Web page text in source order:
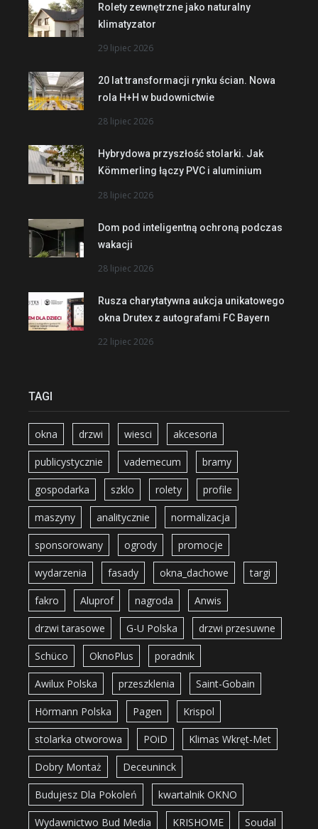
Rolety zewnętrzne jako naturalny
klimatyzator
29 lipiec 2026
20 lat transformacji rynku ścian. Nowa
rola H+H w budownictwie
28 lipiec 2026
Hybrydowa przyszłość stolarki. Jak
Kömmerling łączy PVC i aluminium
28 lipiec 2026
Dom pod inteligentną ochroną podczas
wakacji
28 lipiec 2026
Rusza charytatywna aukcja unikatowego
okna Drutex z autografami FC Bayern
22 lipiec 2026
TAGI
okna drzwi wiesci akcesoria
publicystycznie vademecum bramy
gospodarka szklo rolety profile
maszyny analitycznie normalizacja
sponsorowany ogrody promocje
wydarzenia fasady okna_dachowe targi
fakro Aluprof nagroda Anwis
drzwi tarasowe G-U Polska drzwi przesuwne
Schüco OknoPlus poradnik
Awilux Polska przeszklenia Saint-Gobain
Hörmann Polska Pagen Krispol
stolarka otworowa POiD Klimas Wkręt-Met
Dobry Montaż Deceuninck
Budujesz Dla Pokoleń kwartalnik OKNO
Wydawnictwo Bud Media KRISHOME Soudal